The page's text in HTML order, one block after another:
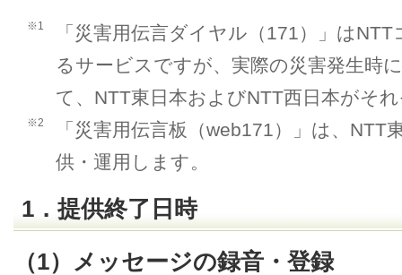
※1
「災害用伝言ダイヤル（171）」は
るサービスですが、実際の災害発生時
て、NTT東日本およびNTT西日本がそ
※2
「災害用伝言板（web171）」は、NTT
供・運用します。
1．提供終了日時
（1）メッセージの録音・登録